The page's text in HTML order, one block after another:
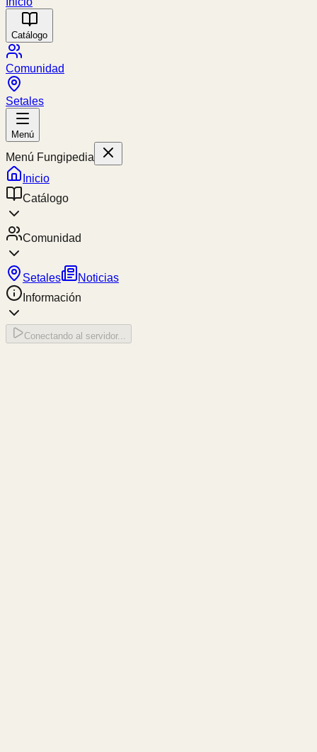
Catálogo
Comunidad
Setales
Menú
Menú Fungipedia
Inicio
Catálogo
Comunidad
Setales
Noticias
Información
Conectando al servidor...